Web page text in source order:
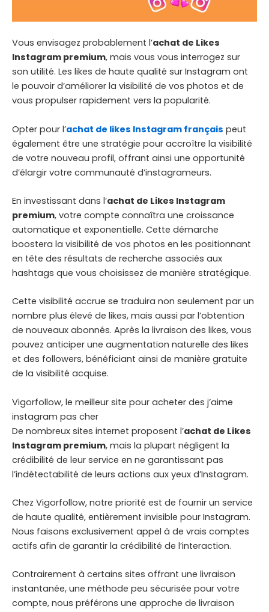
Vous envisagez probablement l’achat de Likes
Instagram premium, mais vous vous interrogez sur
son utilité. Les likes de haute qualité sur Instagram ont
le pouvoir d’améliorer la visibilité de vos photos et de
vous propulser rapidement vers la popularité.
Opter pour l’achat de likes Instagram français peut
également être une stratégie pour accroître la visibilité
de votre nouveau profil, offrant ainsi une opportunité
d’élargir votre communauté d’instagrameurs.
En investissant dans l’achat de Likes Instagram
premium, votre compte connaîtra une croissance
automatique et exponentielle. Cette démarche
boostera la visibilité de vos photos en les positionnant
en tête des résultats de recherche associés aux
hashtags que vous choisissez de manière stratégique.
Cette visibilité accrue se traduira non seulement par un
nombre plus élevé de likes, mais aussi par l’obtention
de nouveaux abonnés. Après la livraison des likes, vous
pouvez anticiper une augmentation naturelle des likes
et des followers, bénéficiant ainsi de manière gratuite
de la visibilité acquise.
Vigorfollow, le meilleur site pour acheter des j’aime
instagram pas cher
De nombreux sites internet proposent l’achat de Likes
Instagram premium, mais la plupart négligent la
crédibilité de leur service en ne garantissant pas
l’indétectabilité de leurs actions aux yeux d’Instagram.
Chez Vigorfollow, notre priorité est de fournir un service
de haute qualité, entièrement invisible pour Instagram.
Nous faisons exclusivement appel à de vrais comptes
actifs afin de garantir la crédibilité de l’interaction.
Contrairement à certains sites offrant une livraison
instantanée, une méthode peu sécurisée pour votre
compte, nous préférons une approche de livraison